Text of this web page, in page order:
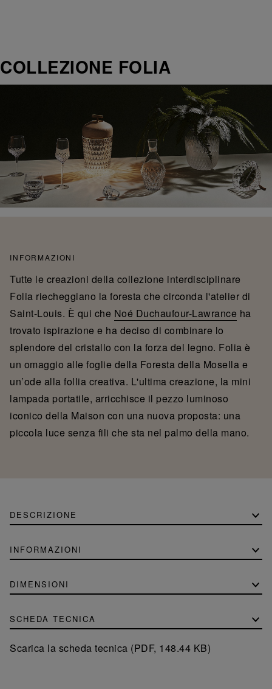
COLLEZIONE FOLIA
INFORMAZIONI
Tutte le creazioni della collezione interdisciplinare
Folia riecheggiano la foresta che circonda l'atelier di
Saint-Louis. È qui che Noé Duchaufour-Lawrance ha
trovato ispirazione e ha deciso di combinare lo
splendore del cristallo con la forza del legno. Folia è
un omaggio alle foglie della Foresta della Mosella e
un’ode alla follia creativa. L'ultima creazione, la mini
lampada portatile, arricchisce il pezzo luminoso
iconico della Maison con una nuova proposta: una
piccola luce senza fili che sta nel palmo della mano.
DESCRIZIONE
INFORMAZIONI
DIMENSIONI
SCHEDA TECNICA
Scarica la scheda tecnica (PDF, 148.44 KB)